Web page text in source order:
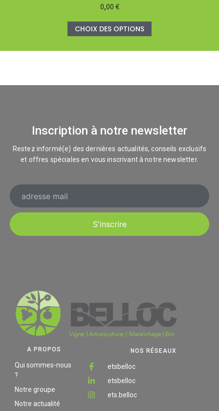
0,00 €
CHOIX DES OPTIONS
Inscription à notre newsletter
Restez informé(e) des dernières actualités, conseils exclusifs
et offres spéciales en vous inscrivant à notre newsletter.
S'inscrire
NOS RÉSEAUX
etsbelloc
etsbelloc
ets.belloc
A PROPOS
Qui sommes-nous
?
Notre groupe
Notre actualité